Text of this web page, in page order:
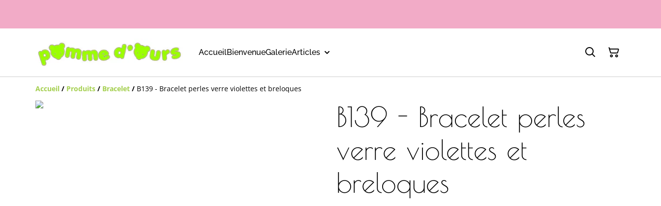
AccueilBienvenueGalerieArticles
Accueil / Produits / Bracelet / B139 - Bracelet perles verre violettes et breloques
B139 - Bracelet perles
verre violettes et
breloques